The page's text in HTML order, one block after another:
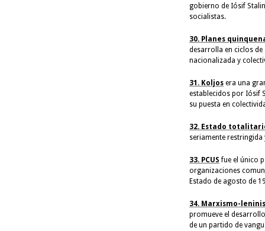
gobierno de Iósif
socialistas.
30. Planes
desarrolla en ciclos
nacionalizada y
31. Koljos era una
establecidos por Iósif
su puesta en
32. Estado
seriamente
33. PCUS fue el único
organizaciones
Estado de agosto de
34. Marxismo-
promueve el
de un partido de